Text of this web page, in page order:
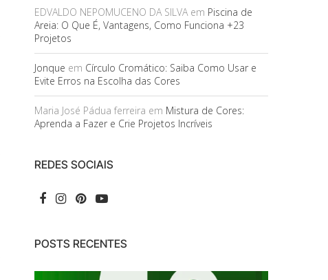
EDVALDO NEPOMUCENO DA SILVAem Piscina de
Areia: O Que É, Vantagens, Como Funciona +23
Projetos
Jonque em Círculo Cromático: Saiba Como Usar e
Evite Erros na Escolha das Cores
Maria José Pádua ferreira em Mistura de Cores:
Aprenda a Fazer e Crie Projetos Incríveis
REDES SOCIAIS
POSTS RECENTES